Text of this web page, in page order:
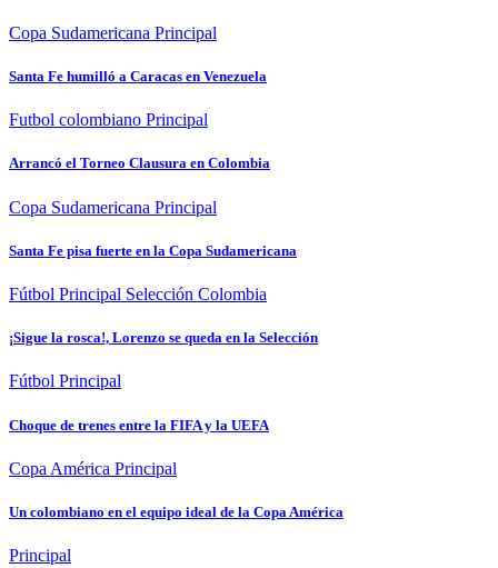
Copa Sudamericana Principal
Santa Fe humilló a Caracas en Venezuela
Futbol colombiano Principal
Arrancó el Torneo Clausura en Colombia
Copa Sudamericana Principal
Santa Fe pisa fuerte en la Copa Sudamericana
Fútbol Principal Selección Colombia
¡Sigue la rosca!, Lorenzo se queda en la Selección
Fútbol Principal
Choque de trenes entre la FIFA y la UEFA
Copa América Principal
Un colombiano en el equipo ideal de la Copa América
Principal